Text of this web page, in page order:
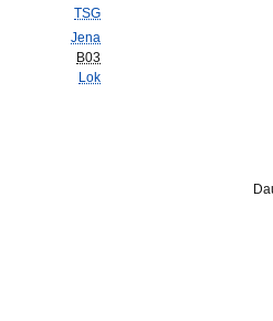
TSG
Jena
B03
Lok